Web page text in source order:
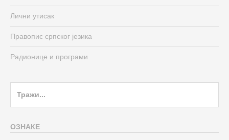
Лични утисак
Правопис српског језика
Радионице и програми
ОЗНАКЕ